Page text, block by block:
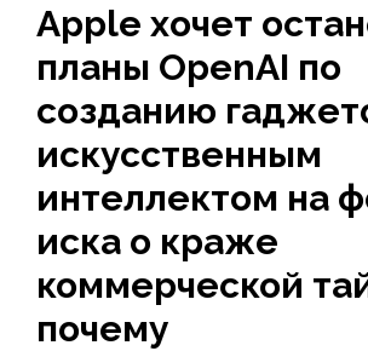
Apple хочет
планы OpenAI по
созданию
искусственным
интеллектом на
иска о краже
коммерческой
почему